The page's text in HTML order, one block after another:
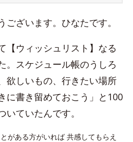
ざいます。ひなたです。
【ウィッシュリスト】なる
。スケジュール帳のうしろ
欲しいもの、行きたい場所
に書き留めておこう」と100
ていたんです。
がある方がいれば 共感してもらえ